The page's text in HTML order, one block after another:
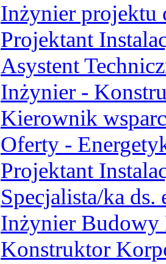
Inżynier projektu
Projektant
Asystent
Inżynier -
Kierownik
Oferty -
Projektant
Specjalista/ka
Inżynier
Konstruktor